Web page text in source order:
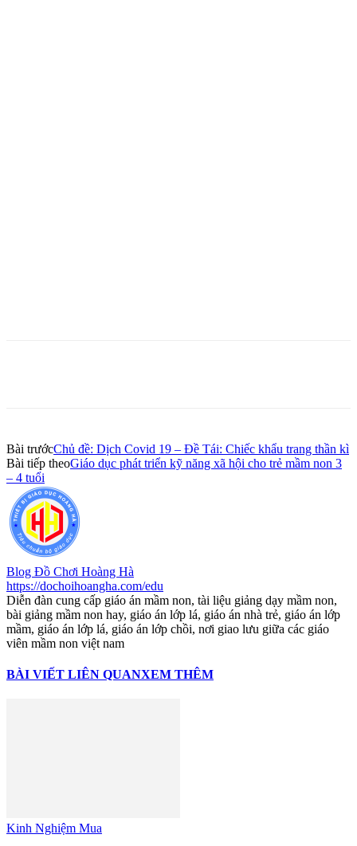
Bài trướcChủ đề: Dịch Covid 19 – Đề Tái: Chiếc khẩu trang thần kì
Bài tiếp theoGiáo dục phát triển kỹ năng xã hội cho trẻ mầm non 3
– 4 tuổi
Blog Đồ Chơi Hoàng Hà
https://dochoihoangha.com/edu
Diễn đàn cung cấp giáo án mầm non, tài liệu giảng dạy mầm non,
bài giảng mầm non hay, giáo án lớp lá, giáo án nhà trẻ, giáo án lớp
mầm, giáo án lớp lá, giáo án lớp chồi, nơi giao lưu giữa các giáo
viên mầm non việt nam
BÀI VIẾT LIÊN QUANXEM THÊM
Kinh Nghiệm Mua